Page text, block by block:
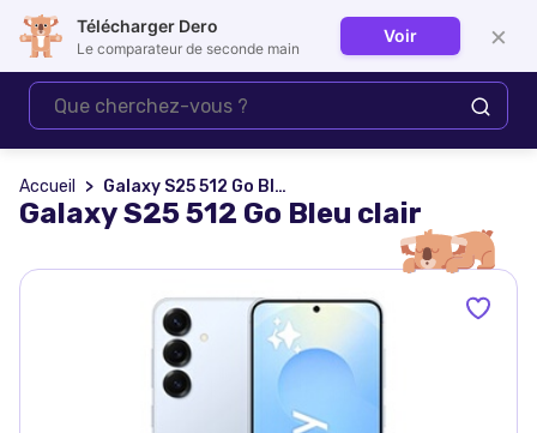
Se connecter
Accueil Galaxy S25 512 Go Bleu clair
Galaxy S25 512 Go Bleu clair
Télécharger Dero
Le comparateur de seconde main
Voir ×